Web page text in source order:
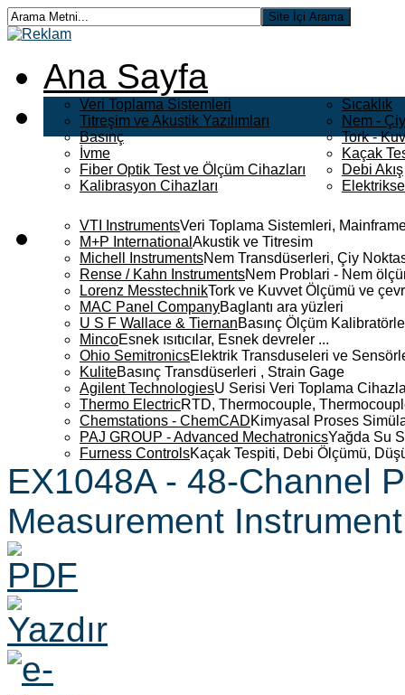
Ana Sayfa
Veri Toplama Sistemleri
Titreşim ve Akustik Yazılımları
Basınç
İvme
Fiber Optik Test ve Ölçüm Cihazları
Kalibrasyon Cihazları
Sıcaklık
Nem -
Tork -
Kaçak
Debi Akış
VTI InstrumentsVeri Toplama Sistemleri,
M+P International Akustik ve Titresim
Michell InstrumentsNem Transdüserleri, Çiy
Rense / Kahn InstrumentsNem Problari - Nem
Lorenz MesstechnikTork ve Kuvvet Ölçümü ve
MAC Panel CompanyBaglantı ara yüzleri
U S F Wallace & TiernanBasınç Ölçüm
MincoEsnek ısıtıcılar, Esnek devreler ...
Ohio SemitronicsElektrik Transduseleri ve
KuliteBasınç Transdüserleri , Strain Gage
Agilent TechnologiesU Serisi Veri Toplama
Thermo ElectricRTD, Thermocouple,
Chemstations - ChemCADKimyasal Proses
PAJ GROUP - Advanced MechatronicsYağda Su
Furness ControlsKaçak Tespiti, Debi Ölçümü,
EX1048A - 48-Channel
Measurement Instrument